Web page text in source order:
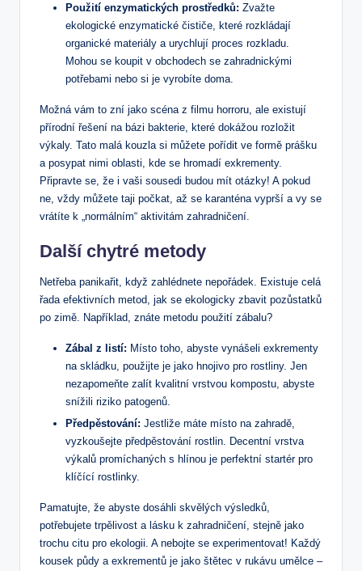
Použití enzymatických prostředků: Zvažte
ekologické enzymatické čističe, které rozkládají
organické materiály a urychlují proces rozkladu.
Mohou se koupit v obchodech se zahradnickými
potřebami nebo si je vyrobíte doma.
Možná vám to zní jako scéna z filmu horroru, ale existují
přírodní řešení na bázi bakterie, které dokážou rozložit
výkaly. Tato malá kouzla si můžete pořídit ve formě prášku
a posypat nimi oblasti, kde se hromadí exkrementy.
Připravte se, že i vaši sousedi budou mít otázky! A pokud
ne, vždy můžete taji počkat, až se karanténa vyprší a vy se
vrátíte k „normálním“ aktivitám zahradničení.
Další chytré metody
Netřeba panikařit, když zahlédnete nepořádek. Existuje celá
řada efektivních metod, jak se ekologicky zbavit pozůstatků
po zimě. Například, znáte metodu použití zábalu?
Zábal z listí: Místo toho, abyste vynášeli exkrementy
na skládku, použijte je jako hnojivo pro rostliny. Jen
nezapomeňte zalít kvalitní vrstvou kompostu, abyste
snížili riziko patogenů.
Předpěstování: Jestliže máte místo na zahradě,
vyzkoušejte předpěstování rostlin. Decentní vrstva
výkalů promíchaných s hlínou je perfektní startér pro
klíčící rostlinky.
Pamatujte, že abyste dosáhli skvělých výsledků,
potřebujete trpělivost a lásku k zahradničení, stejně jako
trochu citu pro ekologii. A nebojte se experimentovat! Každý
kousek půdy a exkrementů je jako štětec v rukávu umělce –